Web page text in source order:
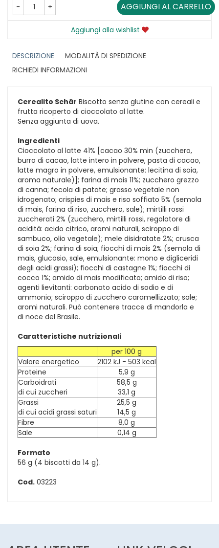
- + AGGIUNGI AL CARRELLO
Aggiungi alla wishlist
DESCRIZIONE
MODALITÀ DI SPEDIZIONE
RICHIEDI INFORMAZIONI
Cerealito Schär Biscotto senza glutine con cereali e
frutta ricoperto di cioccolato al latte.
Senza aggiunta di uova.
Ingredienti
Cioccolato al latte 41% [cacao 30% min (zucchero,
burro di cacao, latte intero in polvere, pasta di cacao,
latte magro in polvere, emulsionante: lecitina di soia,
aroma naturale)]; farina di mais 11%; zucchero grezzo
di canna; fecola di patate; grasso vegetale non
idrogenato; crispies di mais e riso soffiato 5% (semola
di mais, farina di riso, zucchero, sale); mirtilli rossi
zuccherati 2% (zucchero, mirtilli rossi, regolatore di
acidità: acido citrico, aromi naturali, sciroppo di
sambuco, olio vegetale); mele disidratate 2%; crusca
di soia 2%; farina di soia; fiocchi di mais 2% (semola di
mais, glucosio, sale, emulsionante: mono e digliceridi
degli acidi grassi); fiocchi di castagne 1%; fiocchi di
cocco 1%; amido di mais modificato; amido di riso;
agenti lievitanti: carbonato acido di sodio e di
ammonio; sciroppo di zucchero caramellizzato; sale;
aromi naturali. Può contenere tracce di mandorla e
di noce del Brasile.
Caratteristiche nutrizionali
per 100 g
Valore energetico
2102 kJ - 503 kcal
Proteine
5,9 g
Carboidrati
di cui zuccheri
58,5 g
33,1 g
Grassi
di cui acidi grassi saturi
25,5 g
14,5 g
Fibre
8,0 g
Sale
0,14 g
Formato
56 g (4 biscotti da 14 g).
Cod. 03223